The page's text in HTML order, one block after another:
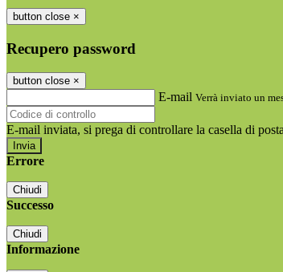
button close ×
Recupero password
button close ×
E-mail Verrà inviato un
E-mail inviata, si prega di controllare la casella di
Errore
Chiudi
Successo
Chiudi
Informazione